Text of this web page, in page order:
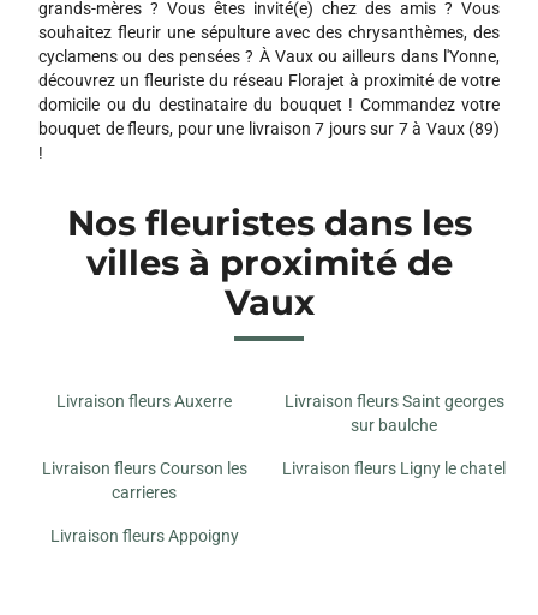
grands-mères ? Vous êtes invité(e) chez des amis ? Vous
souhaitez fleurir une sépulture avec des chrysanthèmes, des
cyclamens ou des pensées ? À Vaux ou ailleurs dans l'Yonne,
découvrez un fleuriste du réseau Florajet à proximité de votre
domicile ou du destinataire du bouquet ! Commandez votre
bouquet de fleurs, pour une livraison 7 jours sur 7 à Vaux (89)
!
Nos fleuristes dans les
villes à proximité de
Vaux
Livraison fleurs Auxerre
Livraison fleurs Saint georges
sur baulche
Livraison fleurs Courson les
carrieres
Livraison fleurs Ligny le chatel
Livraison fleurs Appoigny